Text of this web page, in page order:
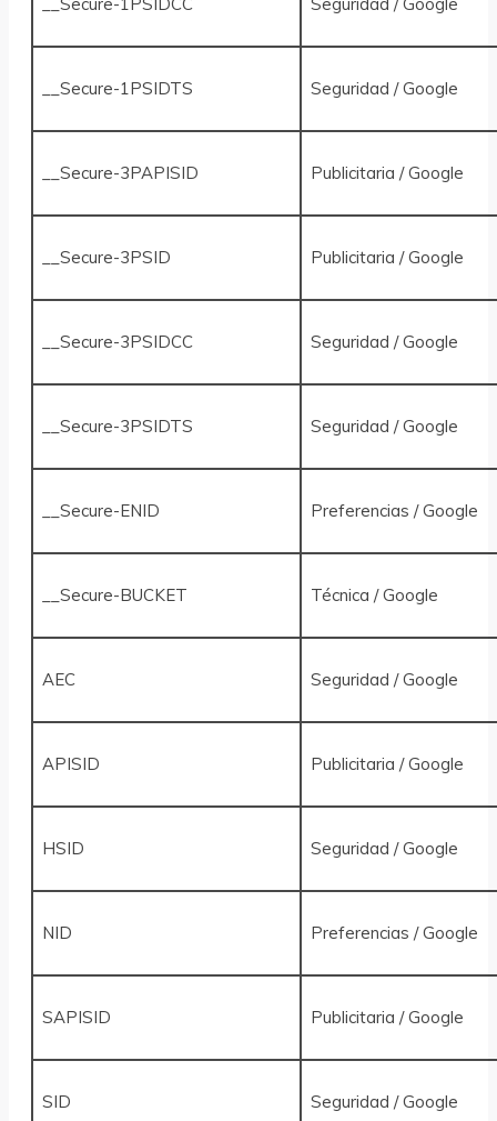
__Secure-1PSIDCC Seguridad / Google
__Secure-1PSIDTS Seguridad / Google
__Secure-3PAPISID Publicitaria / Google
__Secure-3PSID Publicitaria / Google
__Secure-3PSIDCC Seguridad / Google
__Secure-3PSIDTS Seguridad / Google
__Secure-ENID Preferencias / Google
__Secure-BUCKET Técnica / Google
AEC Seguridad / Google
APISID Publicitaria / Google
HSID Seguridad / Google
NID Preferencias / Google
SAPISID Publicitaria / Google
SID Seguridad / Google